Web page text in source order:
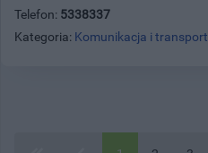
Telefon: 5338337
Kategoria: Komunikacja i transport